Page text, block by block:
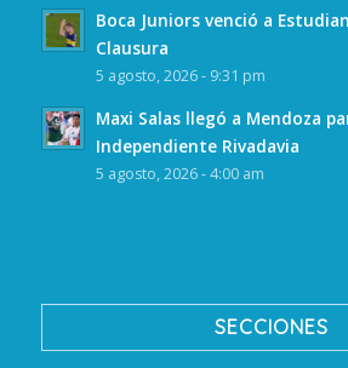
Boca Juniors venció a
Clausura
5 agosto, 2026 - 9:31 pm
Maxi Salas llegó a Mendoza
Independiente Rivadavia
5 agosto, 2026 - 4:00 am
SECCIONES